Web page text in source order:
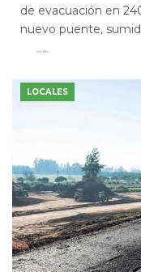
de evacuación en
nuevo puente,
Leer Más
LOCALES